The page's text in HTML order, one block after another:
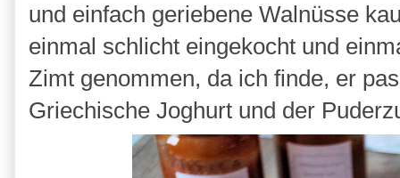
und einfach geriebene Walnüsse
einmal schlicht eingekocht und
Zimt genommen, da ich finde, er
Griechische Joghurt und der